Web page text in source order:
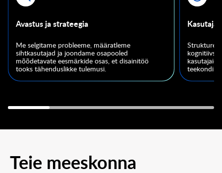
Avastus ja strateegia
Me selgitame probleeme, määratleme
sihtkasutajad ja joondame osapooled
mõõdetavate eesmärkide osas, et disainitöö
tooks tähenduslikke tulemusi.
kognitiivse
kasutajaid
teekondi
Teie meeskonna